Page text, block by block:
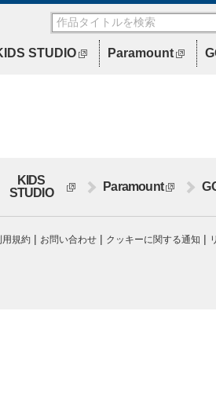
STUDIO Paramount
KIDS
STUDIO
Paramount
用規約 | お問い合わせ | クッキーに関する通知 |